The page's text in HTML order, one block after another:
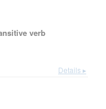
verb
Details ▸